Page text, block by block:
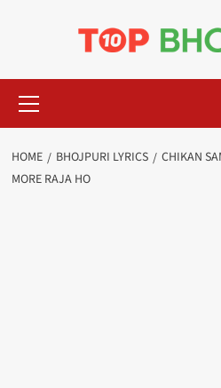
Menu
HOME BHOJPURI LYRICS
CHIKAN
MORE RAJA HO